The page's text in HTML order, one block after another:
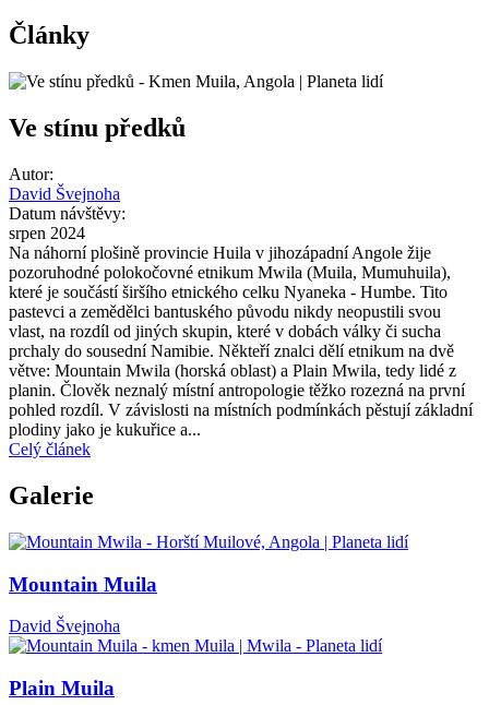
Články
Ve stínu předků
Autor:
David Švejnoha
Datum návštěvy:
srpen 2024
Na náhorní plošině provincie Huila v jihozápadní Angole žije
pozoruhodné polokočovné etnikum Mwila (Muila, Mumuhuila),
které je součástí širšího etnického celku Nyaneka - Humbe. Tito
pastevci a zemědělci bantuského původu nikdy neopustili svou
vlast, na rozdíl od jiných skupin, které v dobách války či sucha
prchaly do sousední Namibie. Někteří znalci dělí etnikum na dvě
větve: Mountain Mwila (horská oblast) a Plain Mwila, tedy lidé z
planin. Člověk neznalý místní antropologie těžko rozezná na první
pohled rozdíl. V závislosti na místních podmínkách pěstují základní
plodiny jako je kukuřice a...
Celý článek
Galerie
Mountain Muila
David Švejnoha
Plain Muila